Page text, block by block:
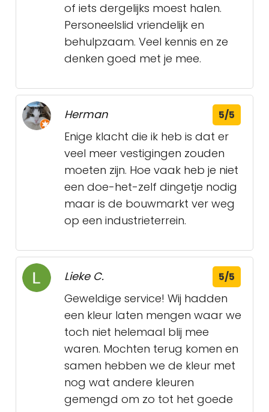
of iets dergelijks moest halen.
Personeelslid vriendelijk en
behulpzaam. Veel kennis en ze
denken goed met je mee.
Herman 5/5
Enige klacht die ik heb is dat er
veel meer vestigingen zouden
moeten zijn. Hoe vaak heb je niet
een doe-het-zelf dingetje nodig
maar is de bouwmarkt ver weg
op een industrieterrein.
Lieke C. 5/5
Geweldige service! Wij hadden
een kleur laten mengen waar we
toch niet helemaal blij mee
waren. Mochten terug komen en
samen hebben we de kleur met
nog wat andere kleuren
gemengd om zo tot het goede